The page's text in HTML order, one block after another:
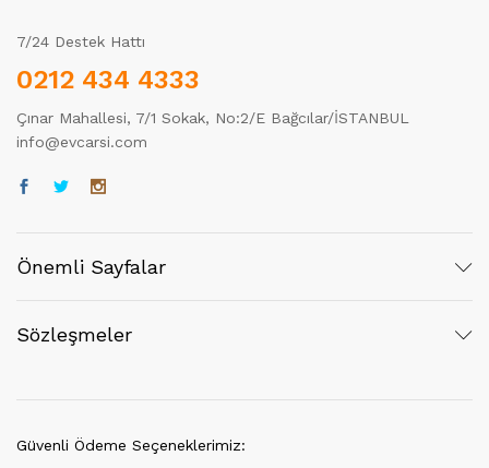
7/24 Destek Hattı
0212 434 4333
Çınar Mahallesi, 7/1 Sokak, No:2/E Bağcılar/İSTANBUL
info@evcarsi.com
Önemli Sayfalar
Sözleşmeler
Güvenli Ödeme Seçeneklerimiz: